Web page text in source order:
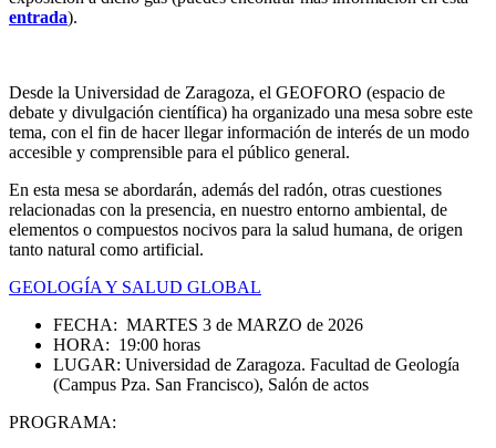
entrada).
Desde la Universidad de Zaragoza, el GEOFORO (espacio de
debate y divulgación científica) ha organizado una mesa sobre este
tema, con el fin de hacer llegar información de interés de un modo
accesible y comprensible para el público general.
En esta mesa se abordarán, además del radón, otras cuestiones
relacionadas con la presencia, en nuestro entorno ambiental, de
elementos o compuestos nocivos para la salud humana, de origen
tanto natural como artificial.
GEOLOGÍA Y SALUD GLOBAL
FECHA: MARTES 3 de MARZO de 2026
HORA: 19:00 horas
LUGAR: Universidad de Zaragoza. Facultad de Geología
(Campus Pza. San Francisco), Salón de actos
PROGRAMA: